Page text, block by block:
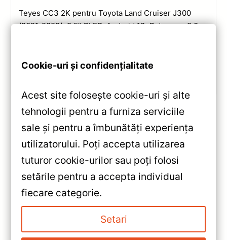
Teyes CC3 2K pentru Toyota Land Cruiser J300
(2021-2023): 9.5” QLED, Android 10, Octa-core 2.0
«Navigatie Auto Teyes CC3 360°
Lexus IS 2005-2013 6+128GB
QLED — Recenzie Detaliată,
Testare & Recomandări
Navigație Auto 2K 10.36″ QLED
4+64GB Octa-core — Teyes
CC3 — Recenzie Detaliată,
Cookie-uri și confidențialitate
Acest site folosește cookie-uri și alte
tehnologii pentru a furniza serviciile
sale și pentru a îmbunătăți experiența
utilizatorului. Poți accepta utilizarea
tuturor cookie-urilor sau poți folosi
setările pentru a accepta individual
fiecare categorie.
Setari